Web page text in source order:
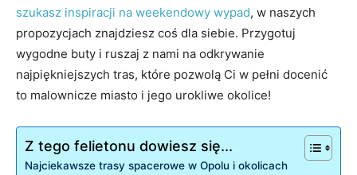
szukasz inspiracji​ na weekendowy wypad, w naszych
propozycjach ⁣znajdziesz coś dla siebie. Przygotuj
wygodne buty i ruszaj‌ z nami na odkrywanie‌
najpiękniejszych tras, które pozwolą Ci ⁣w pełni ‌docenić⁢
to‍ malownicze miasto ⁤i‌ jego urokliwe okolice!
Z tego felietonu dowiesz się...
Najciekawsze ⁣trasy spacerowe w‍ Opolu i okolicach